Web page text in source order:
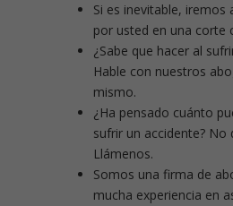
Si es inevitable, iremos
por usted en una corte
¿Sabe que hacer al
Hable con nuestros
mismo.
¿Ha pensado cuánto
sufrir un accidente? No
Llámenos.
Somos una firma de
mucha experiencia en